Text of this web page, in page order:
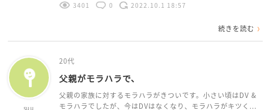
3401 0 2022.10.1 18:57
続きを読む
suu
20代
父親がモラハラで、
父親の家族に対するモラハラがきついです。小さい頃はDV &
モラハラでしたが、今はDVはなくなり、モラハラがキツく...